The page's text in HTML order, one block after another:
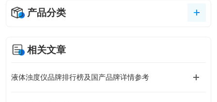
产品分类
相关文章
液体浊度仪品牌排行榜及国产品牌详情参考​